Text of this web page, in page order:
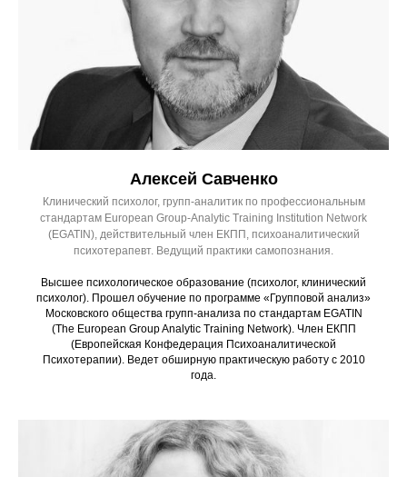
Алексей Савченко
Клинический психолог, групп-аналитик по профессиональным
стандартам European Group-Analytic Training Institution Network
(EGATIN), действительный член ЕКПП, психоаналитический
психотерапевт. Ведущий практики самопознания.
Высшее психологическое образование (психолог, клинический
психолог). Прошел обучение по программе «Групповой анализ»
Московского общества групп-анализа по стандартам EGATIN
(The European Group Analytic Training Network). Член ЕКПП
(Европейская Конфедерация Психоаналитической
Психотерапии). Ведет обширную практическую работу с 2010
года.